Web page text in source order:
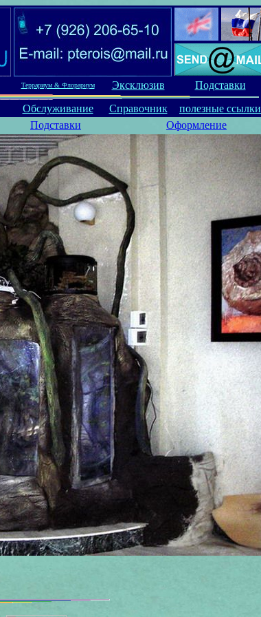
Террариум & Флорариум Эксклюзив
Подставки
Обслуживание Справочник
полезные ссылки
Подставки Оформление